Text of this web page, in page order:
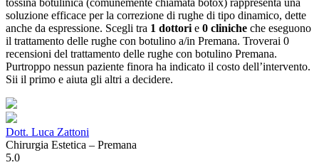
tossina botulinica (comunemente chiamata botox) rappresenta una
soluzione efficace per la correzione di rughe di tipo dinamico, dette
anche da espressione. Scegli tra 1 dottori e 0 cliniche che eseguono
il trattamento delle rughe con botulino a/in Premana. Troverai 0
recensioni del trattamento delle rughe con botulino Premana.
Purtroppo nessun paziente finora ha indicato il costo dell’intervento.
Sii il primo e aiuta gli altri a decidere.
Dott. Luca Zattoni
Chirurgia Estetica – Premana
5.0